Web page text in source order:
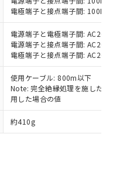
電極端子と接点端子間:
電源端子と電極端子間:
電源端子と接点端子間:
電極端子と接点端子間:
使用ケーブル: 800m以下
Note: 完全絶縁処理を施した
用した場合の値
約410g
点での社内デー
の在庫および標
があることをご
標準価格はお客
お客様担当のオ
・当社販売員に
や当社販売拠
」をご確認
以下、 カド
ポリ臭化ビフェニル
フェニルエーテル類
ス(2-エチルヘキシ
下、フタル酸ブチ
フタル酸ジブチル
ジイソブチル
び制御機器に対する
ては閾値を超える意
ます。
：
、 Cd(カドミウ
ポリ臭化ビフェ
化ジフェニルエーテ
DIBP(フタル酸ジ
ル酸ブチルベンジ
ル)) : 1000ppm
いう）を輸出
る場合は、日本
は役務取引許
要な手続きを
する場合は、完
法に輸出されな
じます。
兵器、ミサイ
器またはその他
装置等に一切
あり
いが在庫あり
お取引先、ま